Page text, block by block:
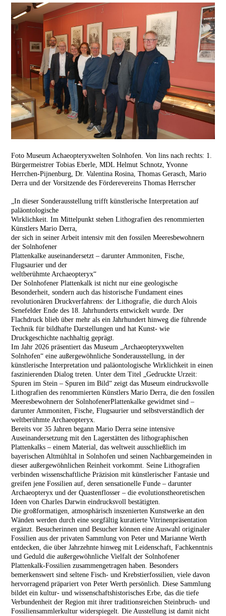
Foto Museum Achaeopteryxwelten Solnhofen. Von lins nach rechts: 1.
Bürgermeistrer Tobias Eberle, MDL Helmut Schnotz, Yvonne
Herrchen-Pijnenburg, Dr. Valentina Rosina, Thomas Gerasch, Mario
Derra und der Vorsitzende des Förderevereins Thomas Herrscher
„In dieser Sonderausstellung trifft künstlerische Interpretation auf
paläontologische
Wirklichkeit. Im Mittelpunkt stehen Lithografien des renommierten
Künstlers Mario Derra,
der sich in seiner Arbeit intensiv mit den fossilen Meeresbewohnern
der Solnhofener
Plattenkalke auseinandersetzt – darunter Ammoniten, Fische,
Flugsaurier und der
weltberühmte Archaeopteryx“
Der Solnhofener Plattenkalk ist nicht nur eine geologische
Besonderheit, sondern auch das historische Fundament eines
revolutionären Druckverfahrens: der Lithografie, die durch Alois
Senefelder Ende des 18. Jahrhunderts entwickelt wurde. Der
Flachdruck blieb über mehr als ein Jahrhundert hinweg die führende
Technik für bildhafte Darstellungen und hat Kunst- wie
Druckgeschichte nachhaltig geprägt.
Im Jahr 2026 präsentiert das Museum „Archaeopteryxwelten
Solnhofen“ eine außergewöhnliche Sonderausstellung, in der
künstlerische Interpretation und paläontologische Wirklichkeit in einen
faszinierenden Dialog treten. Unter dem Titel „Gedruckte Urzeit:
Spuren im Stein – Spuren im Bild“ zeigt das Museum eindrucksvolle
Lithografien des renommierten Künstlers Mario Derra, die den fossilen
Meeresbewohnern der SolnhofenerPlattenkalke gewidmet sind –
darunter Ammoniten, Fische, Flugsaurier und selbstverständlich der
weltberühmte Archaeopteryx.
Bereits vor 35 Jahren begann Mario Derra seine intensive
Auseinandersetzung mit den Lagerstätten des lithographischen
Plattenkalks – einem Material, das weltweit ausschließlich im
bayerischen Altmühltal in Solnhofen und seinen Nachbargemeinden in
dieser außergewöhnlichen Reinheit vorkommt. Seine Lithografien
verbinden wissenschaftliche Präzision mit künstlerischer Fantasie und
greifen jene Fossilien auf, deren sensationelle Funde – darunter
Archaeopteryx und der Quastenflosser – die evolutionstheoretischen
Ideen von Charles Darwin eindrucksvoll bestätigten.
Die großformatigen, atmosphärisch inszenierten Kunstwerke an den
Wänden werden durch eine sorgfältig kuratierte Vitrinenpräsentation
ergänzt. Besucherinnen und Besucher können eine Auswahl originaler
Fossilien aus der privaten Sammlung von Peter und Marianne Werth
entdecken, die über Jahrzehnte hinweg mit Leidenschaft, Fachkenntnis
und Geduld die außergewöhnliche Vielfalt der Solnhofener
Plattenkalk-Fossilien zusammengetragen haben. Besonders
bemerkenswert sind seltene Fisch- und Krebstierfossilien, viele davon
hervorragend präpariert von Peter Werth persönlich. Diese Sammlung
bildet ein kultur- und wissenschaftshistorisches Erbe, das die tiefe
Verbundenheit der Region mit ihrer traditionsreichen Steinbruch- und
Fossiliensammlerkultur widerspiegelt. Die Ausstellung ist damit nicht